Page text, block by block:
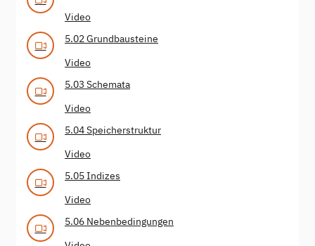
Video
5.02 Grundbausteine
Video
5.03 Schemata
Video
5.04 Speicherstruktur
Video
5.05 Indizes
Video
5.06 Nebenbedingungen